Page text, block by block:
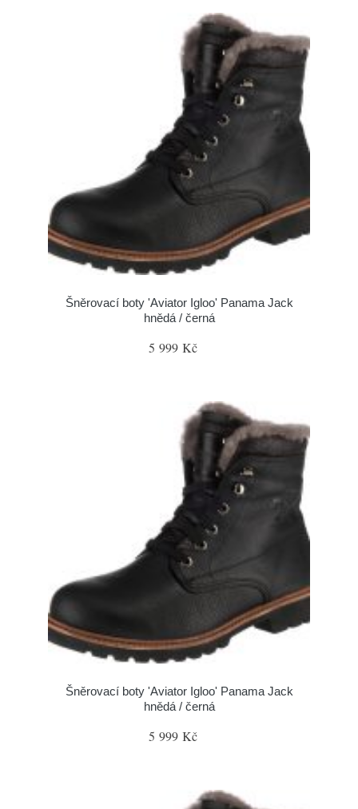
Šněrovací boty 'Aviator Igloo' Panama Jack
hnědá / černá
5 999 Kč
Šněrovací boty 'Aviator Igloo' Panama Jack
hnědá / černá
5 999 Kč